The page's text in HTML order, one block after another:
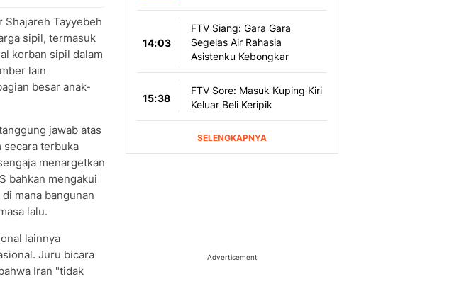
Shajareh Tayyebeh
sipil, termasuk
korban sipil dalam
lain
besar anak-
jawab atas
secara terbuka
menargetkan
bahkan mengakui
mana bangunan
lalu.
lainnya
Juru bicara
Iran "tidak
Advertisement